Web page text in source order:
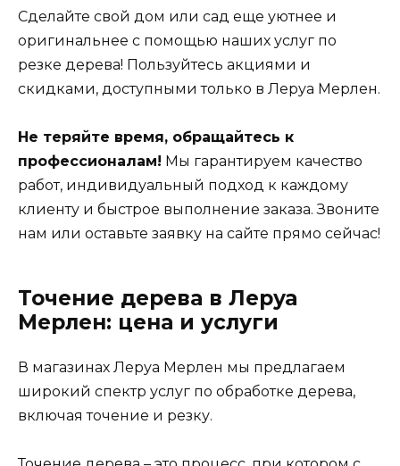
Сделайте свой дом или сад еще уютнее и
оригинальнее с помощью наших услуг по
резке дерева! Пользуйтесь акциями и
скидками, доступными только в Леруа Мерлен.
Не теряйте время, обращайтесь к
профессионалам! Мы гарантируем качество
работ, индивидуальный подход к каждому
клиенту и быстрое выполнение заказа. Звоните
нам или оставьте заявку на сайте прямо сейчас!
Точение дерева в Леруа
Мерлен: цена и услуги
В магазинах Леруа Мерлен мы предлагаем
широкий спектр услуг по обработке дерева,
включая точение и резку.